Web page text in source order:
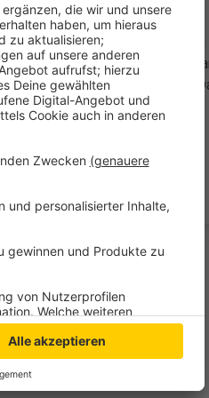
und Zeugenaussagen die
in Untersuchungshaft. Der
und Ladenlokalen zerstört.